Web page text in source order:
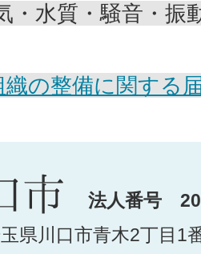
・水質・騒音・振
織の整備に関する
法人番号
県川口市青木2丁目1